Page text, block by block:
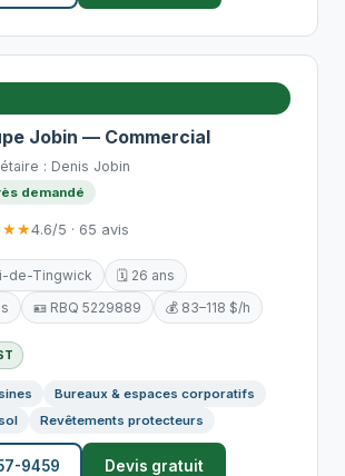
Jobin — Commercial
: Denis Jobin
demandé
4.6/5 · 65 avis
de-Tingwick
🗓️ 26 ans
🪪 RBQ 5229889 💰 83–118 $/h
Bureaux & espaces corporatifs
Revêtements protecteurs
9459 Devis gratuit